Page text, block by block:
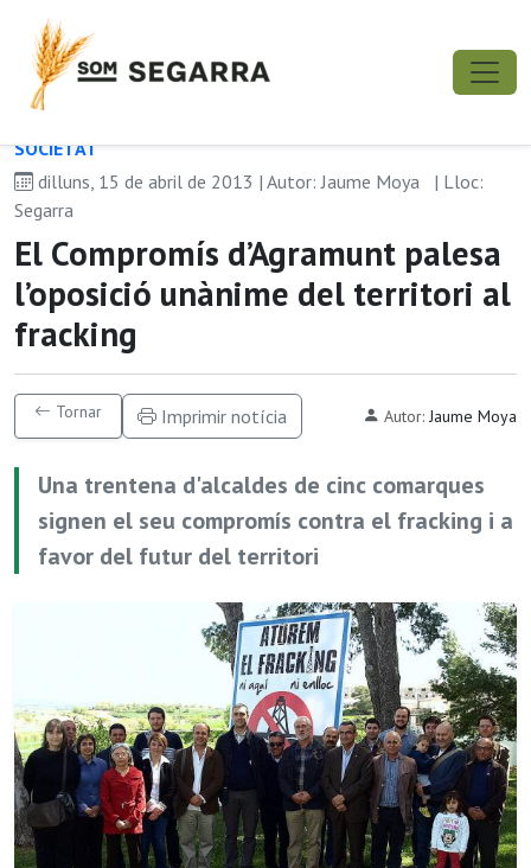
SOCIETAT
dilluns, 15 de abril de 2013 | Autor: Jaume Moya
| Lloc:
Segarra
El Compromís d’Agramunt palesa
l’oposició unànime del territori al
fracking
Tornar Imprimir notícia Autor: Jaume Moya
Una trentena d'alcaldes de cinc comarques
signen el seu compromís contra el fracking i a
favor del futur del territori